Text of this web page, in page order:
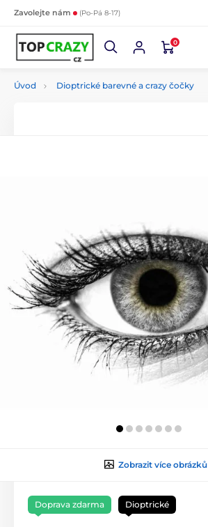
Zavolejte nám (Po-Pá 8-17)
0
Úvod Dioptrické barevné a crazy čočky
Zobrazit více obrázků
Doprava zdarma Dioptrické